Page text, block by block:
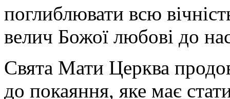
поглиблювати всю
велич Божої любові до
Свята Мати Церква
до покаяння, яке має